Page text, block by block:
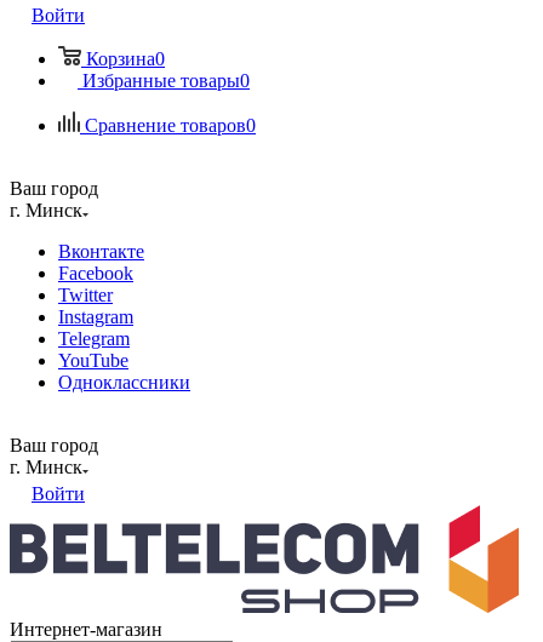
Войти
Корзина0
Избранные товары0
Сравнение товаров0
Ваш город
г. Минск
Вконтакте
Facebook
Twitter
Instagram
Telegram
YouTube
Одноклассники
Ваш город
г. Минск
Войти
Интернет-магазин